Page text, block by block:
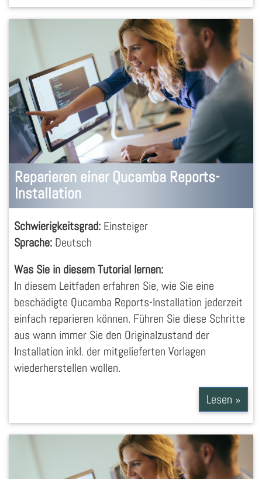
Reparieren einer Qucamba Reports-
Installation
Schwierigkeitsgrad: Einsteiger
Sprache: Deutsch
Was Sie in diesem Tutorial lernen:
In diesem Leitfaden erfahren Sie, wie Sie eine
beschädigte Qucamba Reports-Installation jederzeit
einfach reparieren können. Führen Sie diese Schritte
aus wann immer Sie den Originalzustand der
Installation inkl. der mitgelieferten Vorlagen
wiederherstellen wollen.
Lesen »